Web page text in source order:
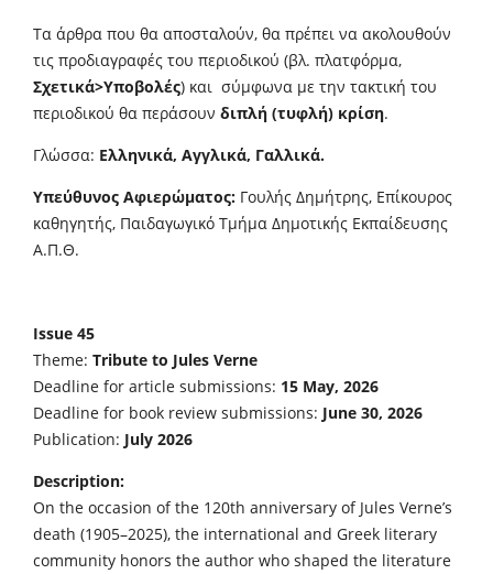
Τα άρθρα που θα αποσταλούν, θα πρέπει να ακολουθούν
τις προδιαγραφές του περιοδικού (βλ. πλατφόρμα,
Σχετικά>Υποβολές) και σύμφωνα με την τακτική του
περιοδικού θα περάσουν διπλή (τυφλή) κρίση.
Γλώσσα: Ελληνικά, Αγγλικά, Γαλλικά.
Υπεύθυνος Αφιερώματος: Γουλής Δημήτρης, Επίκουρος
καθηγητής, Παιδαγωγικό Τμήμα Δημοτικής Εκπαίδευσης
Α.Π.Θ.
Issue 45
Theme: Tribute to Jules Verne
Deadline for article submissions: 15 May, 2026
Deadline for book review submissions: June 30, 2026
Publication: July 2026
Description:
On the occasion of the 120th anniversary of Jules Verne’s
death (1905–2025), the international and Greek literary
community honors the author who shaped the literature